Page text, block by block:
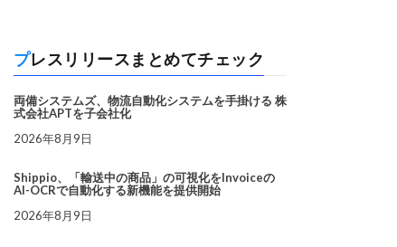
プレスリリースまとめてチェック
両備システムズ、物流自動化システムを手掛ける 株
式会社APTを子会社化
2026年8月9日
Shippio、「輸送中の商品」の可視化をInvoiceの
AI-OCRで自動化する新機能を提供開始
2026年8月9日